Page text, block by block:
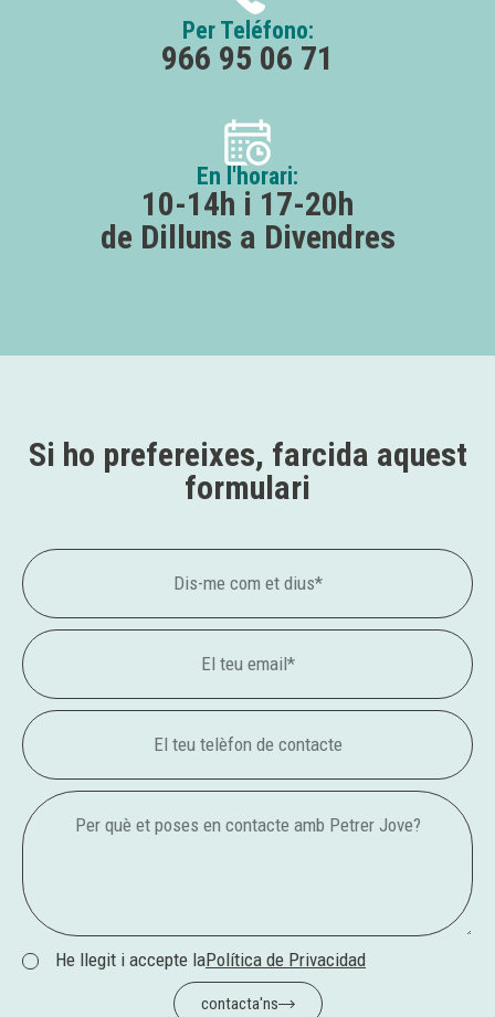
Per Teléfono:
966 95 06 71
En l'horari:
10-14h i 17-20h
de Dilluns a Divendres
Si ho prefereixes, farcida aquest
formulari
He llegit i accepte laPolítica de Privacidad
contacta'ns